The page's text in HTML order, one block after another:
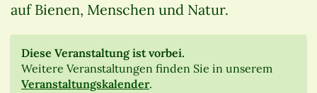
auf Bienen, Menschen und Natur.
Diese Veranstaltung ist vorbei.
Weitere Veranstaltungen finden Sie in unserem
Veranstaltungskalender.